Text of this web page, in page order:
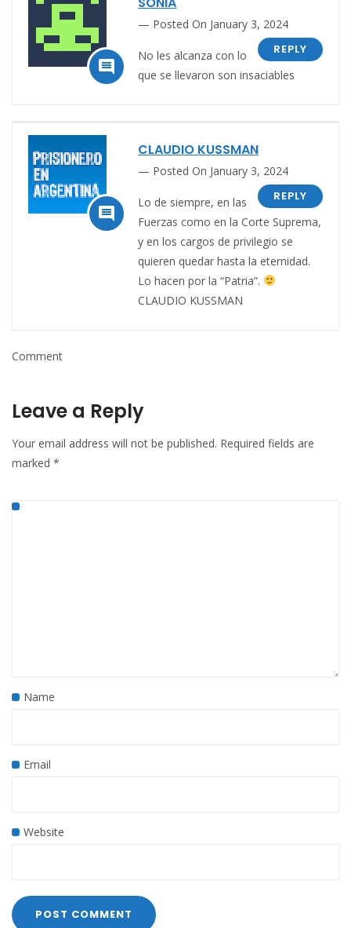

Posted On January 3, 2024
REPLY
No les alcanza con lo
que se llevaron son insaciables

CLAUDIO KUSSMAN
Posted On January 3, 2024
REPLY
Lo de siempre, en las
Fuerzas como en la Corte Suprema,
y en los cargos de privilegio se
quieren quedar hasta la eternidad.
Lo hacen por la “Patria”.
CLAUDIO KUSSMAN
Comment
Leave a Reply
Your email address will not be published. Required fields are
marked *
Name
Email
Website